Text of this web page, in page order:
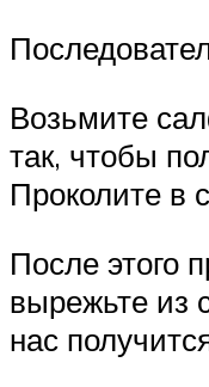
Возьмите
так, чтобы
Проколите в
После этого
вырежьте из
нас